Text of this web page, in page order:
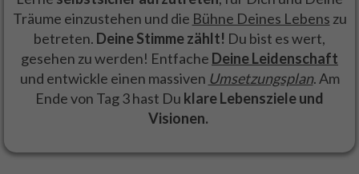
Träume einzustehen und die Bühne Deines Lebens zu
betreten. Deine Stimme zählt! Du bist es wert,
gesehen zu werden! Entfache DeineLeidenschaft
und entwickle einen massiven Umsetzungsplan. Am
Ende von Tag 3 hast Du klare Lebensziele und
Visionen.